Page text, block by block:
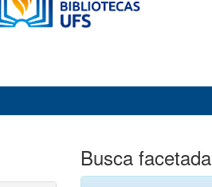
Busca facetada